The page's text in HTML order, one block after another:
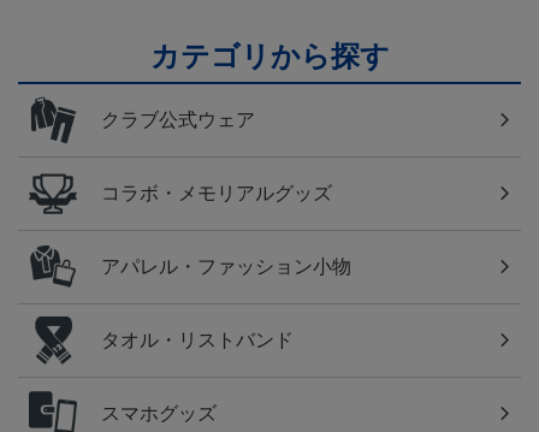
カテゴリから探す
クラブ公式ウェア
コラボ・メモリアルグッズ
アパレル・ファッション小物
タオル・リストバンド
スマホグッズ